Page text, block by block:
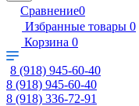
Сравнение0
Избранные товары 0
Корзина 0
8 (918) 945-60-40
8 (918) 945-60-40
8 (918) 336-72-91